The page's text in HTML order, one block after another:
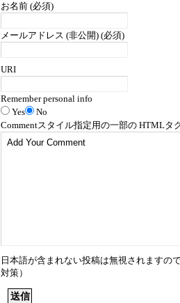
お名前 (必須)
メールアドレス (非公開) (必須)
URI
Remember personal info
Yes
No
Commentスタイル指定用の一部の HTMLタ
日本語が含まれない投稿は無視されますの
対策）